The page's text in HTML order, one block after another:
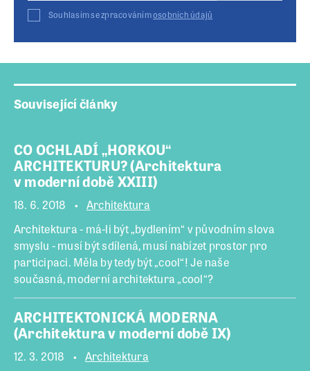
Souhlasím se zpracovánímosobních údajů
Související články
CO OCHLADÍ „HORKOU“
ARCHITEKTURU? (Architektura
v moderní době XXIII)
18. 6. 2018
Architektura
Architektura - má-li být „bydlením“ v původním slova
smyslu - musí být sdílená, musí nabízet prostor pro
participaci. Měla by tedy být „cool“! Je naše
současná, moderní architektura „cool“?
ARCHITEKTONICKÁ MODERNA
(Architektura v moderní době IX)
12. 3. 2018
Architektura